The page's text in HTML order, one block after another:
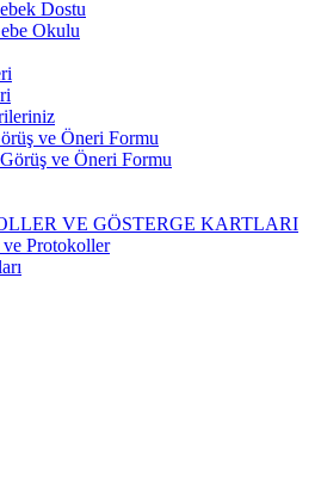
Dostu
Okulu
ve Öneri Formu
Görüş ve Öneri Formu
VE GÖSTERGE KARTLARI
Protokoller